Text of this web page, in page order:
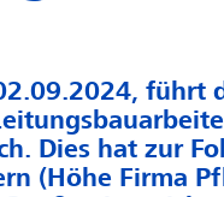
führt
Dies hat zur
(Höhe Firma